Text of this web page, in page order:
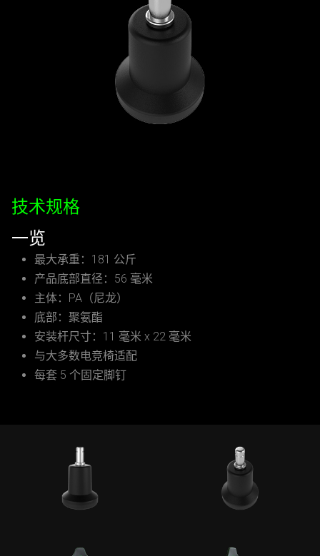
技术规格
一览
最大承重：181 公斤
产品底部直径：56 毫米
主体：PA（尼龙）
底部：聚氨酯
安装杆尺寸：11 毫米 x 22 毫米
与大多数电竞椅适配
每套 5 个固定脚钉